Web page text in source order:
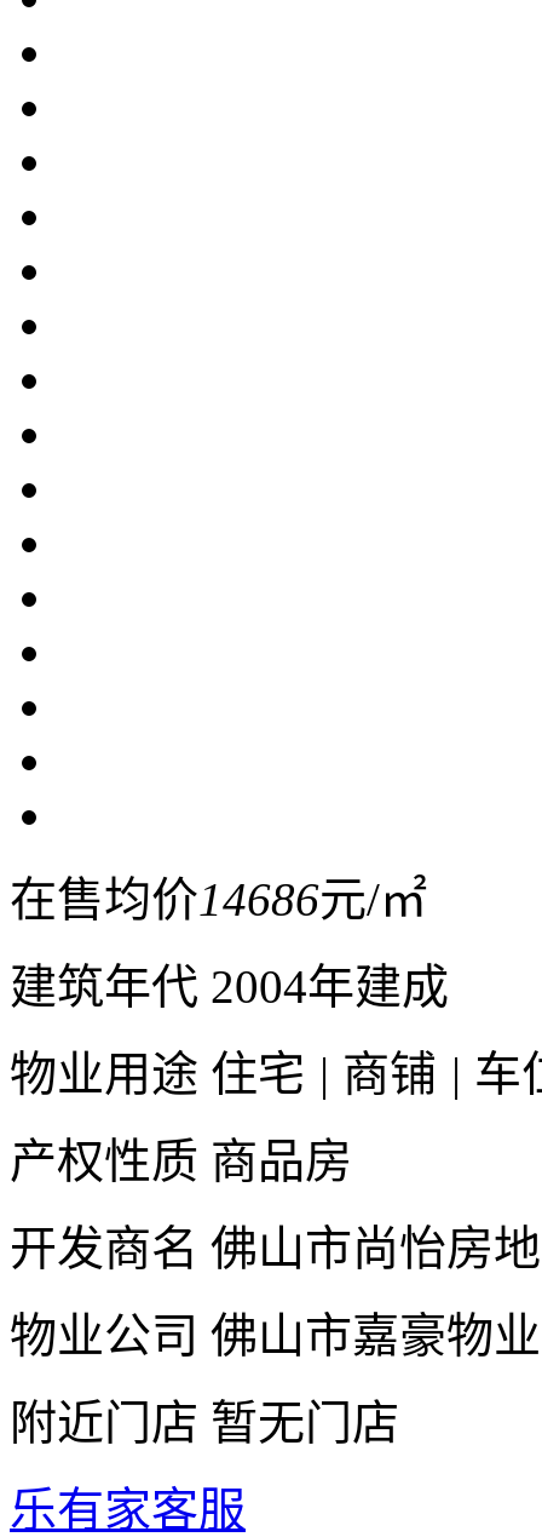
在售均价14686元/㎡
建筑年代 2004年建成
物业用途 住宅 | 商铺 | 车
产权性质 商品房
开发商名 佛山市尚怡房
物业公司 佛山市嘉豪物
附近门店 暂无门店
乐有家客服